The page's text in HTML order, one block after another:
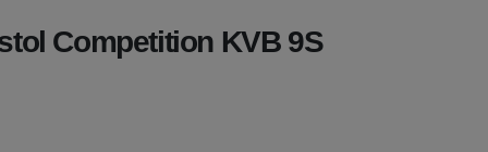
Competition KVB 9S